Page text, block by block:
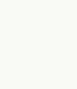
Kopf-Airbag-